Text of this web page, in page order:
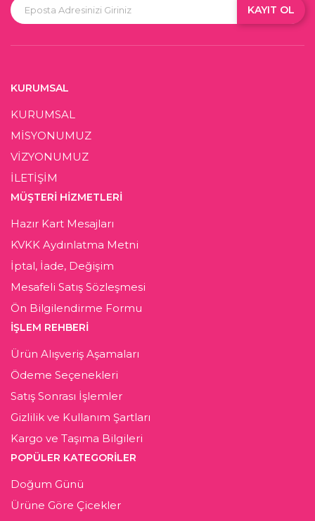
KAYIT OL
KURUMSAL
KURUMSAL
MİSYONUMUZ
VİZYONUMUZ
İLETİŞİM
MÜŞTERI HIZMETLERI
Hazır Kart Mesajları
KVKK Aydınlatma Metni
İptal, İade, Değişim
Mesafeli Satış Sözleşmesi
Ön Bilgilendirme Formu
İŞLEM REHBERİ
Ürün Alışveriş Aşamaları
Ödeme Seçenekleri
Satış Sonrası İşlemler
Gizlilik ve Kullanım Şartları
Kargo ve Taşıma Bilgileri
POPÜLER KATEGORİLER
Doğum Günü
Ürüne Göre Çicekler